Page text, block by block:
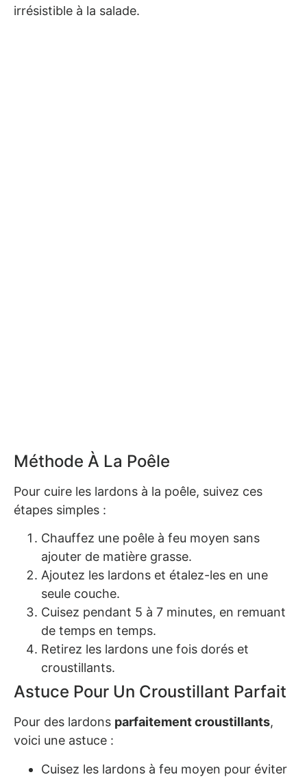
irrésistible à la salade.
Méthode À La Poêle
Pour cuire les lardons à la poêle, suivez ces
étapes simples :
Chauffez une poêle à feu moyen sans
ajouter de matière grasse.
Ajoutez les lardons et étalez-les en une
seule couche.
Cuisez pendant 5 à 7 minutes, en remuant
de temps en temps.
Retirez les lardons une fois dorés et
croustillants.
Astuce Pour Un Croustillant Parfait
Pour des lardons parfaitement croustillants,
voici une astuce :
Cuisez les lardons à feu moyen pour éviter